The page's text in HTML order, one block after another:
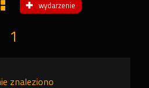
wydarzenie
1
znaleziono